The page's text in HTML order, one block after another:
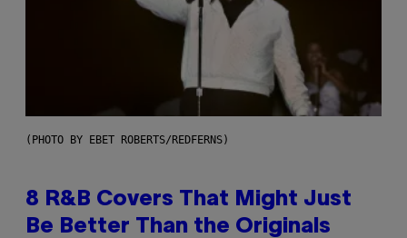
(PHOTO BY EBET ROBERTS/REDFERNS)
8 R&B Covers That Might Just
Be Better Than the Originals